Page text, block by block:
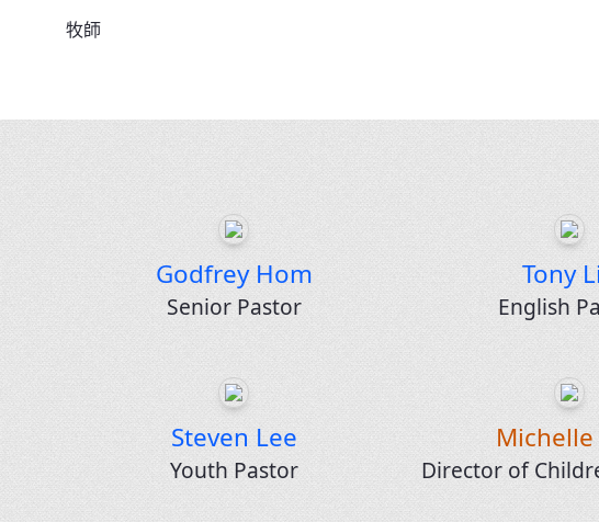
牧師
Godfrey Hom
Senior Pastor
Tony
English
Steven Lee
Youth Pastor
Michelle
Director of